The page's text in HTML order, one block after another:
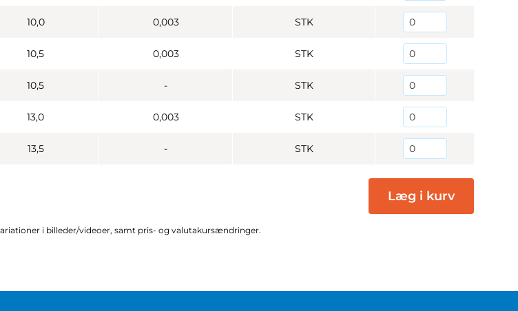
10,0 0,003 STK
10,5 0,003 STK
10,5 - STK
13,0 0,003 STK
13,5 - STK
Læg i kurv
i billeder/videoer, samt pris- og valutakursændringer.